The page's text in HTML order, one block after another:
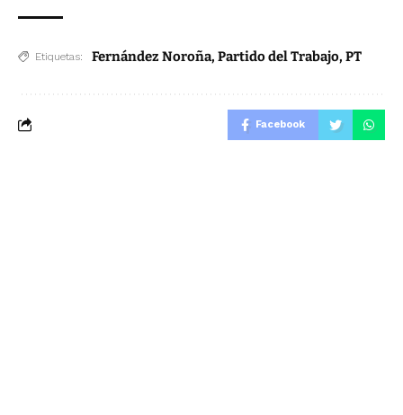
Etiquetas: Fernández Noroña, Partido del Trabajo, PT
Facebook